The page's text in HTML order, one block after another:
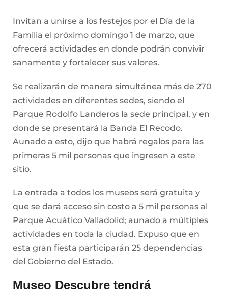
Invitan a unirse a los festejos por el Día de la
Familia el próximo domingo 1 de marzo, que
ofrecerá actividades en donde podrán convivir
sanamente y fortalecer sus valores.
Se realizarán de manera simultánea más de 270
actividades en diferentes sedes, siendo el
Parque Rodolfo Landeros la sede principal, y en
donde se presentará la Banda El Recodo.
Aunado a esto, dijo que habrá regalos para las
primeras 5 mil personas que ingresen a este
sitio.
La entrada a todos los museos será gratuita y
que se dará acceso sin costo a 5 mil personas al
Parque Acuático Valladolid; aunado a múltiples
actividades en toda la ciudad. Expuso que en
esta gran fiesta participarán 25 dependencias
del Gobierno del Estado.
Museo Descubre tendrá